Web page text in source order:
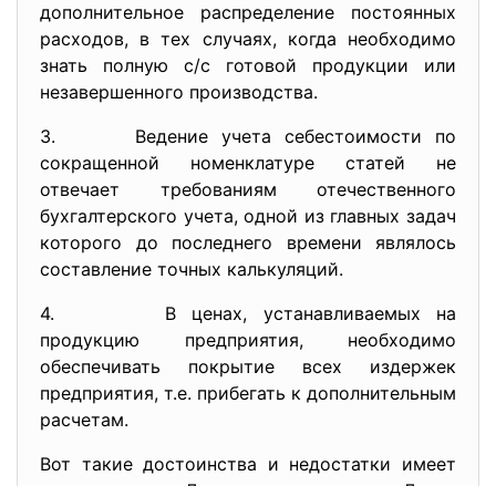
дополнительное распределение постоянных
расходов, в тех случаях, когда необходимо
знать полную с/с готовой продукции или
незавершенного производства.
3. Ведение учета себестоимости по
сокращенной номенклатуре статей не
отвечает требованиям отечественного
бухгалтерского учета, одной из главных задач
которого до последнего времени являлось
составление точных калькуляций.
4. В ценах, устанавливаемых на
продукцию предприятия, необходимо
обеспечивать покрытие всех издержек
предприятия, т.е. прибегать к дополнительным
расчетам.
Вот такие достоинства и недостатки имеет